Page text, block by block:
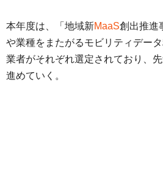
本年度は、「地域新MaaS創出推進
や業種をまたがるモビリティデー
業者がそれぞれ選定されており、
進めていく。